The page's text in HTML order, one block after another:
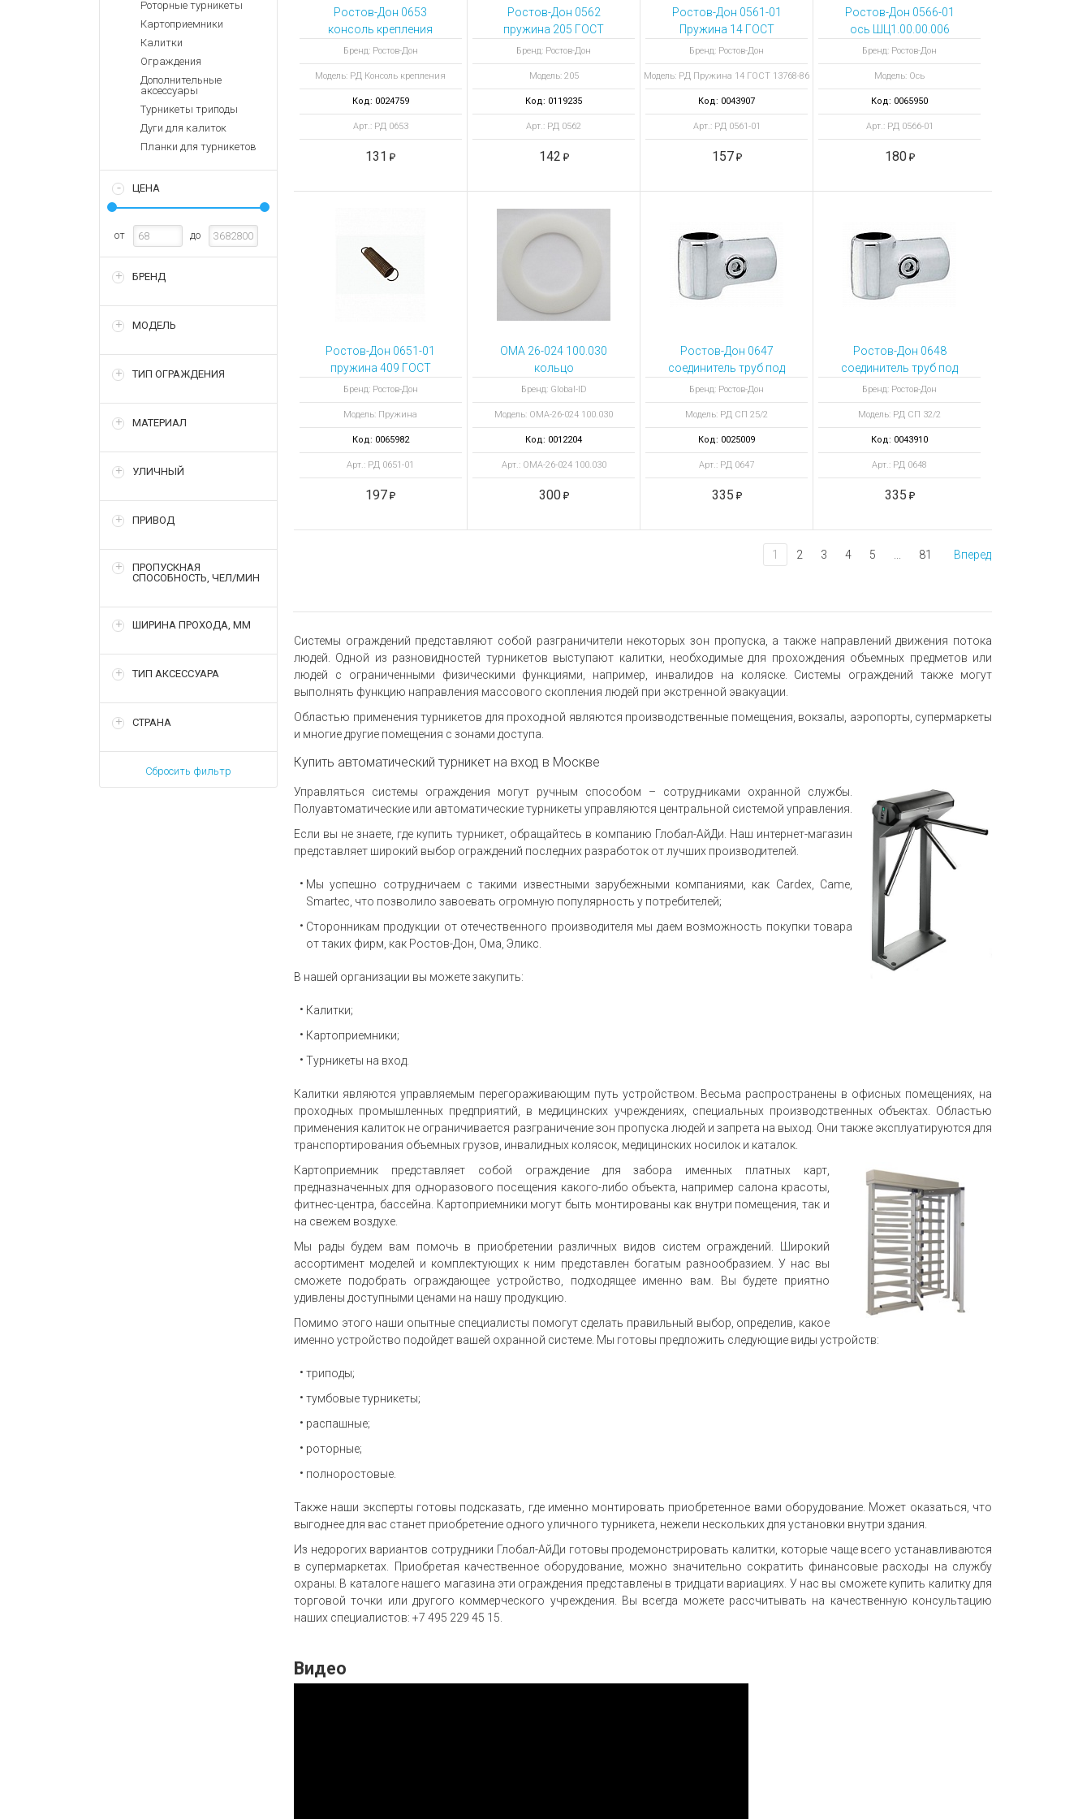
Запасные
Терминалы
оплаты
Зарядные устройства для ноутбуков
Архивные товары
Роторные турникеты
Картоприемники
Калитки
Ограждения
Дополнительные
аксессуары
Турникеты триподы
Дуги для калиток
Планки для турникетов
ЦЕНА
от до
БРЕНД
МОДЕЛЬ
ТИП ОГРАЖДЕНИЯ
МАТЕРИАЛ
УЛИЧНЫЙ
ПРИВОД
ПРОПУСКНАЯ
СПОСОБНОСТЬ, ЧЕЛ/МИН
ШИРИНА ПРОХОДА, ММ
ТИП АКСЕССУАРА
СТРАНА
Сбросить фильтр
Ростов-Дон 0653
консоль крепления
под перемычку 32 мм
Бренд: Ростов-Дон
Модель: РД Консоль крепления
Код: 0024759
Арт.: РД 0653
131
Ростов-Дон 0562
пружина 205 ГОСТ
13766-86
Бренд: Ростов-Дон
Модель: 205
Код: 0119235
Арт.: РД 0562
142
Ростов-Дон 0561-01
Пружина 14 ГОСТ
13768-86
Бренд: Ростов-Дон
Модель: РД Пружина 14 ГОСТ 13768-86
Код: 0043907
Арт.: РД 0561-01
157
Ростов-Дон 0566-01
ось ШЦ1.00.00.006
(цинкование)
Бренд: Ростов-Дон
Модель: Ось
Код: 0065950
Арт.: РД 0566-01
180
Ростов-Дон 0651-01
пружина 409 ГОСТ
13771-86
(цинкование)
Бренд: Ростов-Дон
Модель: Пружина
Код: 0065982
Арт.: РД 0651-01
197
ОМА 26-024 100.030
кольцо
Бренд: Global-ID
Модель: OMA-26-024 100.030
Код: 0012204
Арт.: OMA-26-024 100.030
300
Ростов-Дон 0647
соединитель труб под
перемычку 25 мм
Бренд: Ростов-Дон
Модель: РД СП 25/2
Код: 0025009
Арт.: РД 0647
335
Ростов-Дон 0648
соединитель труб под
перемычку 32 мм
Бренд: Ростов-Дон
Модель: РД СП 32/2
Код: 0043910
Арт.: РД 0648
335
1 2 3 4 5 81 Вперед
Системы ограждений представляют собой разграничители некоторых зон пропуска, а также направлений движения потока
людей. Одной из разновидностей турникетов выступают калитки, необходимые для прохождения объемных предметов или
людей с ограниченными физическими функциями, например, инвалидов на коляске. Системы ограждений также могут
выполнять функцию направления массового скопления людей при экстренной эвакуации.
Областью применения турникетов для проходной являются производственные помещения, вокзалы, аэропорты, супермаркеты
и многие другие помещения с зонами доступа.
Купить автоматический турникет на вход в Москве
Управляться системы ограждения могут ручным способом – сотрудниками охранной службы.
Полуавтоматические или автоматические турникеты управляются центральной системой управления.
Если вы не знаете, где купить турникет, обращайтесь в компанию Глобал-АйДи. Наш интернет-магазин
представляет широкий выбор ограждений последних разработок от лучших производителей.
Мы успешно сотрудничаем с такими известными зарубежными компаниями, как Cardex, Came,
Smartec, что позволило завоевать огромную популярность у потребителей;
Сторонникам продукции от отечественного производителя мы даем возможность покупки товара
от таких фирм, как Ростов-Дон, Ома, Эликс.
В нашей организации вы можете закупить:
Калитки;
Картоприемники;
Турникеты на вход.
Калитки являются управляемым перегораживающим путь устройством. Весьма распространены в офисных помещениях, на
проходных промышленных предприятий, в медицинских учреждениях, специальных производственных объектах. Областью
применения калиток не ограничивается разграничение зон пропуска людей и запрета на выход. Они также эксплуатируются для
транспортирования объемных грузов, инвалидных колясок, медицинских носилок и каталок.
Картоприемник представляет собой ограждение для забора именных платных карт,
предназначенных для одноразового посещения какого-либо объекта, например салона красоты,
фитнес-центра, бассейна. Картоприемники могут быть монтированы как внутри помещения, так и
на свежем воздухе.
Мы рады будем вам помочь в приобретении различных видов систем ограждений. Широкий
ассортимент моделей и комплектующих к ним представлен богатым разнообразием. У нас вы
сможете подобрать ограждающее устройство, подходящее именно вам. Вы будете приятно
удивлены доступными ценами на нашу продукцию.
Помимо этого наши опытные специалисты помогут сделать правильный выбор, определив, какое
именно устройство подойдет вашей охранной системе. Мы готовы предложить следующие виды устройств:
триподы;
тумбовые турникеты;
распашные;
роторные;
полноростовые.
Также наши эксперты готовы подсказать, где именно монтировать приобретенное вами оборудование. Может оказаться, что
выгоднее для вас станет приобретение одного уличного турникета, нежели нескольких для установки внутри здания.
Из недорогих вариантов сотрудники Глобал-АйДи готовы продемонстрировать калитки, которые чаще всего устанавливаются
в супермаркетах. Приобретая качественное оборудование, можно значительно сократить финансовые расходы на службу
охраны. В каталоге нашего магазина эти ограждения представлены в тридцати вариациях. У нас вы сможете купить калитку для
торговой точки или другого коммерческого учреждения. Вы всегда можете рассчитывать на качественную консультацию
наших специалистов: +7 495 229 45 15.
Видео